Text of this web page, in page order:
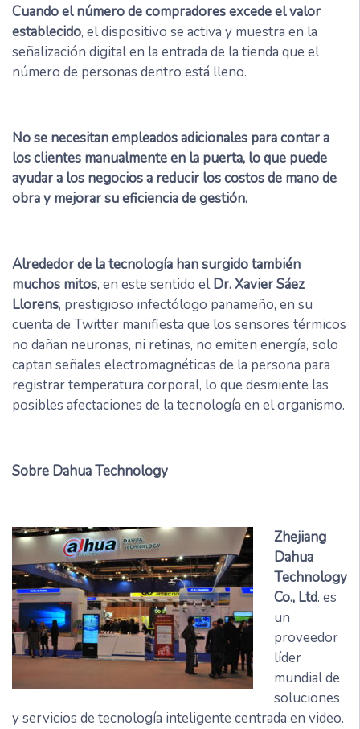
Cuando el número de compradores excede el valor
establecido, el dispositivo se activa y muestra en la
señalización digital en la entrada de la tienda que el
número de personas dentro está lleno.
No se necesitan empleados adicionales para contar a
los clientes manualmente en la puerta, lo que puede
ayudar a los negocios a reducir los costos de mano de
obra y mejorar su eficiencia de gestión.
Alrededor de la tecnología han surgido también
muchos mitos, en este sentido elDr. Xavier Sáez
Llorens, prestigioso infectólogo panameño, en su
cuenta de Twitter manifiesta que los sensores térmicos
no dañan neuronas, ni retinas, no emiten energía, solo
captan señales electromagnéticas de la persona para
registrar temperatura corporal, lo que desmiente las
posibles afectaciones de la tecnología en el organismo.
Sobre Dahua Technology
Zhejiang
Dahua
Technology
Co., Ltd. es
un
proveedor
líder
mundial de
soluciones
y servicios de tecnología inteligente centrada en video.